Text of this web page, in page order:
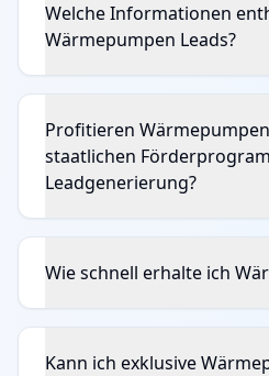
Welche Informationen
Wärmepumpen Leads?
Profitieren
staatlichen
Leadgenerierung?
Wie schnell erhalte ich
Kann ich exklusive